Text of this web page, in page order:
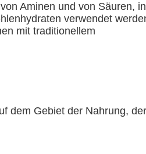
Aminen und von Säuren,
verwendet
mit traditionellem
Gebiet der Nahrung,